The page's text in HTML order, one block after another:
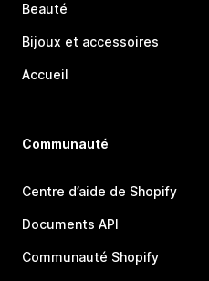
Beauté
Bijoux et accessoires
Accueil
Communauté
Centre d’aide de Shopify
Documents API
Communauté Shopify